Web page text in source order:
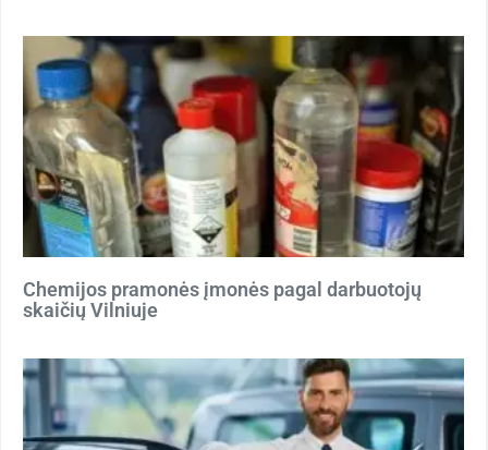
Chemijos pramonės įmonės pagal darbuotojų
skaičių Vilniuje